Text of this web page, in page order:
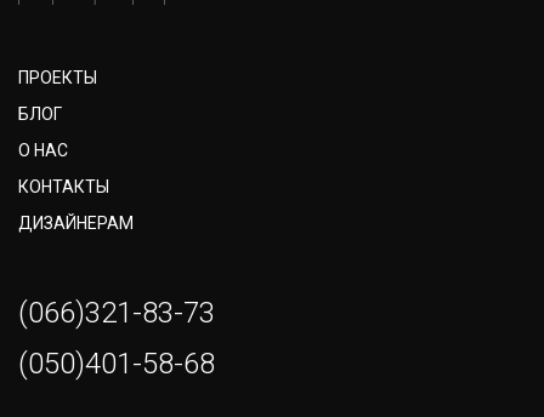
ПРОЕКТЫ
БЛОГ
О НАС
КОНТАКТЫ
ДИЗАЙНЕРАМ
(066)321-83-73
(050)401-58-68